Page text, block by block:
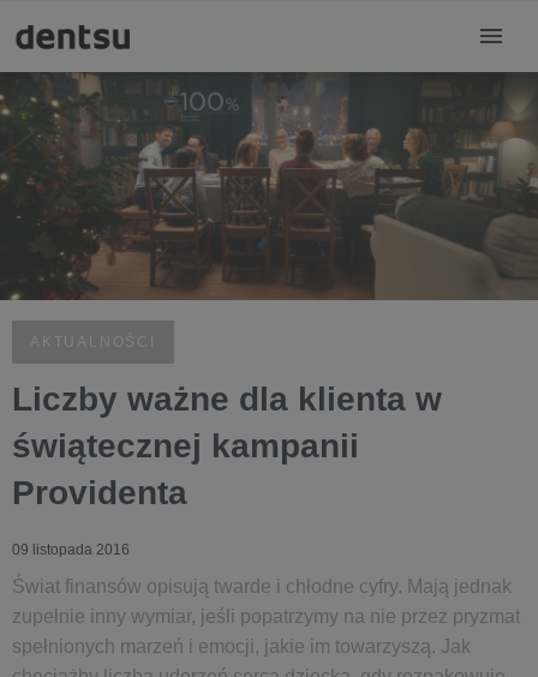
AKTUALNOŚCI
Liczby ważne dla klienta w
świątecznej kampanii
Providenta
09 listopada 2016
Świat finansów opisują twarde i chłodne cyfry. Mają jednak
zupełnie inny wymiar, jeśli popatrzymy na nie przez pryzmat
spełnionych marzeń i emocji, jakie im towarzyszą. Jak